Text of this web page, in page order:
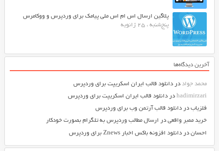
پلاگین ارسال اس ام اس ملی پیامک برای وردپرس و ووکامرس
پنج‌شنبه ، 25 ژانویه
آخرین دیدگاه‌ها
محمد جواددر دانلود قالب ایران اسکریپت برای وردپرس
hadimirzariدر دانلود قالب ایران اسکریپت برای وردپرس
فلزیابدر دانلود قالب آرتمن وب برای وردپرس
خرید ممبر واقعیدر ارسال مطالب وردپرس به تلگرام بصورت خودکار
احساندر دانلود افزونه باکس اخبار Znews برای وردپرس